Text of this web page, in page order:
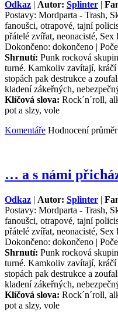
Odkaz | Autor: Splinter |
Postavy: Mordparta - Trash,
fanoušci, otrapové, tajní
přátelé zvířat, neonacisté, Sex
Dokončeno: dokončeno |
Shrnutí: Punk rocková
turné. Kamkoliv zavítají,
stopách pak destrukce a
kladení zákeřných,
Klíčová slova: Rock´n´roll,
pot a slzy, vole
Komentáře Hodnocení
… a s námi
Odkaz | Autor: Splinter |
Postavy: Mordparta - Trash,
fanoušci, otrapové, tajní
přátelé zvířat, neonacisté, Sex
Dokončeno: dokončeno |
Shrnutí: Punk rocková
turné. Kamkoliv zavítají,
stopách pak destrukce a
kladení zákeřných,
Klíčová slova: Rock´n´roll,
pot a slzy, vole